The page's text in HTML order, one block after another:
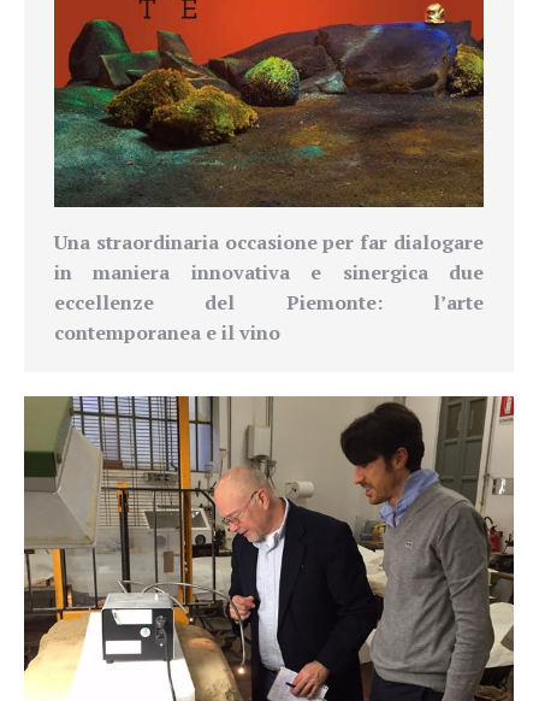
Una straordinaria occasione per far dialogare
in maniera innovativa e sinergica due
eccellenze del Piemonte: l’arte
contemporanea e il vino